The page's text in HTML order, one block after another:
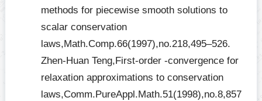
methods for piecewise smooth solutions to
scalar conservation
laws,Math.Comp.66(1997),no.218,495–526.
Zhen-Huan Teng,First-order -convergence for
relaxation approximations to conservation
laws,Comm.PureAppl.Math.51(1998),no.8,857